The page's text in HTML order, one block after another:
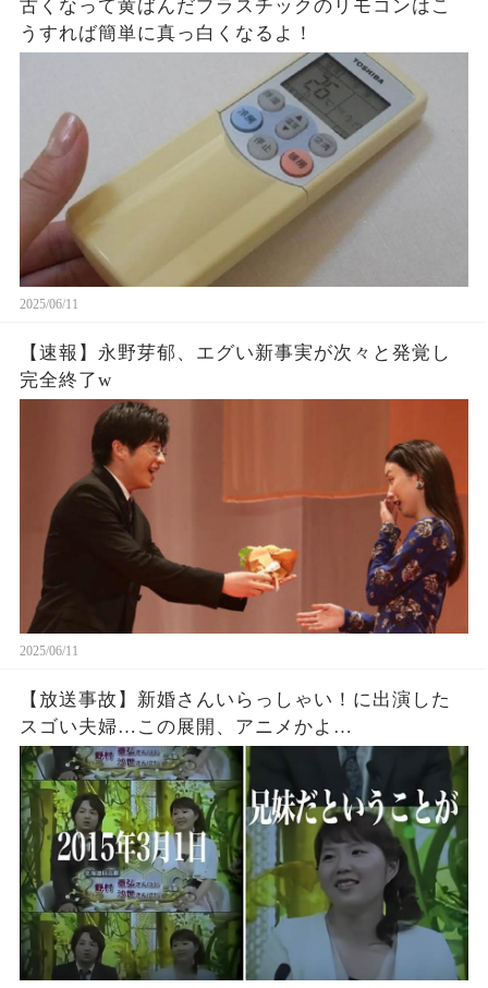
古くなって黄ばんだプラスチックのリモコンはこ
うすれば簡単に真っ白くなるよ！
2025/06/11
【速報】永野芽郁、エグい新事実が次々と発覚し
完全終了w
2025/06/11
【放送事故】新婚さんいらっしゃい！に出演した
スゴい夫婦…この展開、アニメかよ…